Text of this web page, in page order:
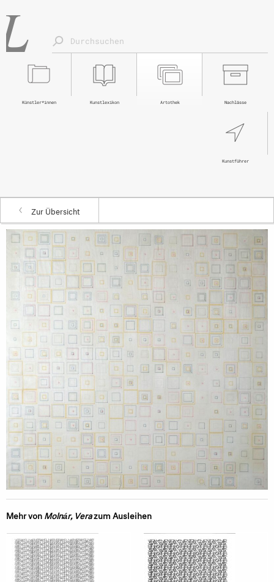
Nachlässe
Artothek
Kunstlexikon
Künstler*innen
Kunstführer
Zur Übersicht
Mehr vonMolnár, Verazum Ausleihen